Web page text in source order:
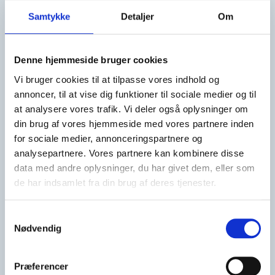
Samtykke Detaljer Om
Denne hjemmeside bruger cookies
Vi bruger cookies til at tilpasse vores indhold og
annoncer, til at vise dig funktioner til sociale medier og til
at analysere vores trafik. Vi deler også oplysninger om
din brug af vores hjemmeside med vores partnere inden
for sociale medier, annonceringspartnere og
analysepartnere. Vores partnere kan kombinere disse
data med andre oplysninger, du har givet dem, eller som
de har indsamlet fra din brug af deres tjenester.
Nødvendig
Præferencer
Ferievaner gør en forskel
– for energiforbrug og indeklima.
Mærket kan ikke stå alene, når det gælder
træffe bevidste valg, der understøtter feriehusets
energimæssige stand og bidrager til et sundt